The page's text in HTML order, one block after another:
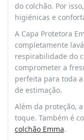
do colchão. Por
higiénicas e
A Capa Protetora
completamente
respirabilidade do
comprometer a
perfeita para toda
de estimação.
Além da proteção,
toque. Também é
colchão Emma.